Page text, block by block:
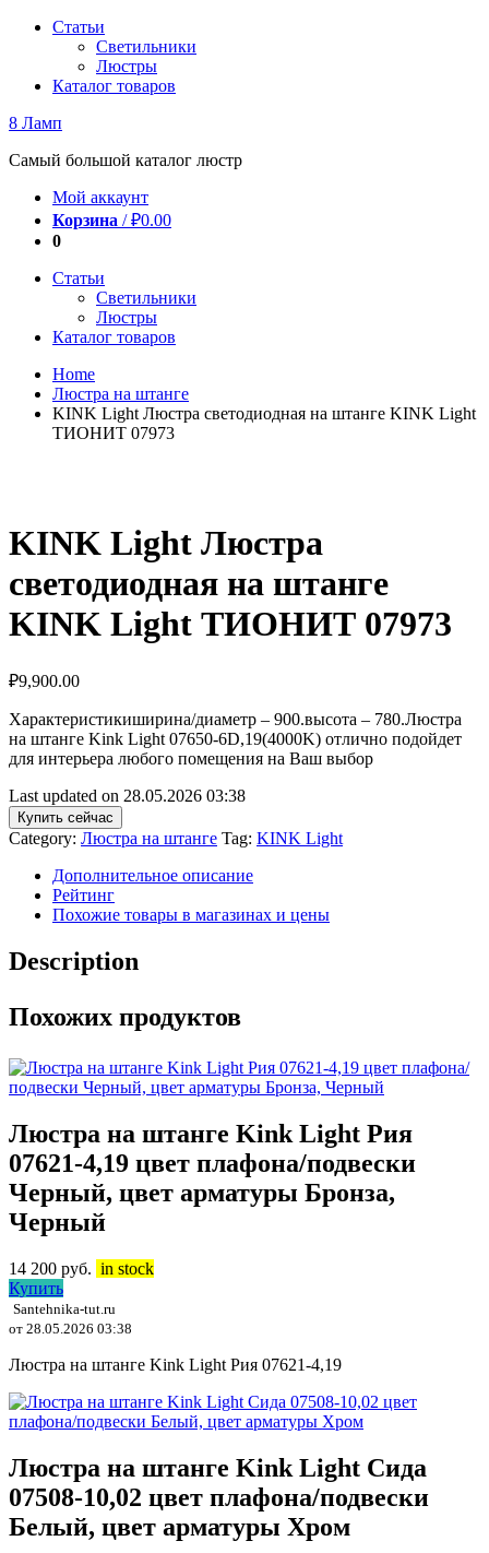
Перейти
содержимому
Статьи
Светильники
Люстры
Каталог товаров
8 Ламп
Самый большой каталог люстр
Мой аккаунт
Корзина /₽0.00
0
Статьи
Светильники
Люстры
Каталог товаров
Home
Люстра на штанге
KINK Light Люстра светодиодная на штанге KINK Light
ТИОНИТ 07973
KINK Light Люстра
светодиодная на штанге
KINK Light ТИОНИТ 07973
₽9,900.00
Характеристикиширина/диаметр – 900.высота – 780.Люстра
на штанге Kink Light 07650-6D,19(4000K) отлично подойдет
для интерьера любого помещения на Ваш выбор
Last updated on 28.05.2026 03:38
Купить сейчас
Category: Люстра на штанге Tag: KINK Light
Дополнительное описание
Рейтинг
Похожие товары в магазинах и цены
Description
Похожих продуктов
Люстра на штанге Kink Light Рия
07621-4,19 цвет плафона/подвески
Черный, цвет арматуры Бронза,
Черный
14 200 руб. in stock
Купить
Santehnika-tut.ru
от 28.05.2026 03:38
Люстра на штанге Kink Light Рия 07621-4,19
Люстра на штанге Kink Light Сида
07508-10,02 цвет плафона/подвески
Белый, цвет арматуры Хром